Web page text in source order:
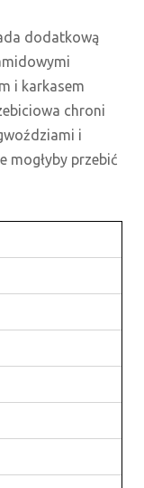
dodatkową
i karkasem
chroni
i
mogłyby przebić